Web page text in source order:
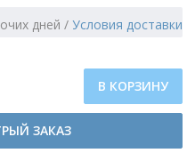
дней / Условия доставки
В КОРЗИНУ
ЗАКАЗ